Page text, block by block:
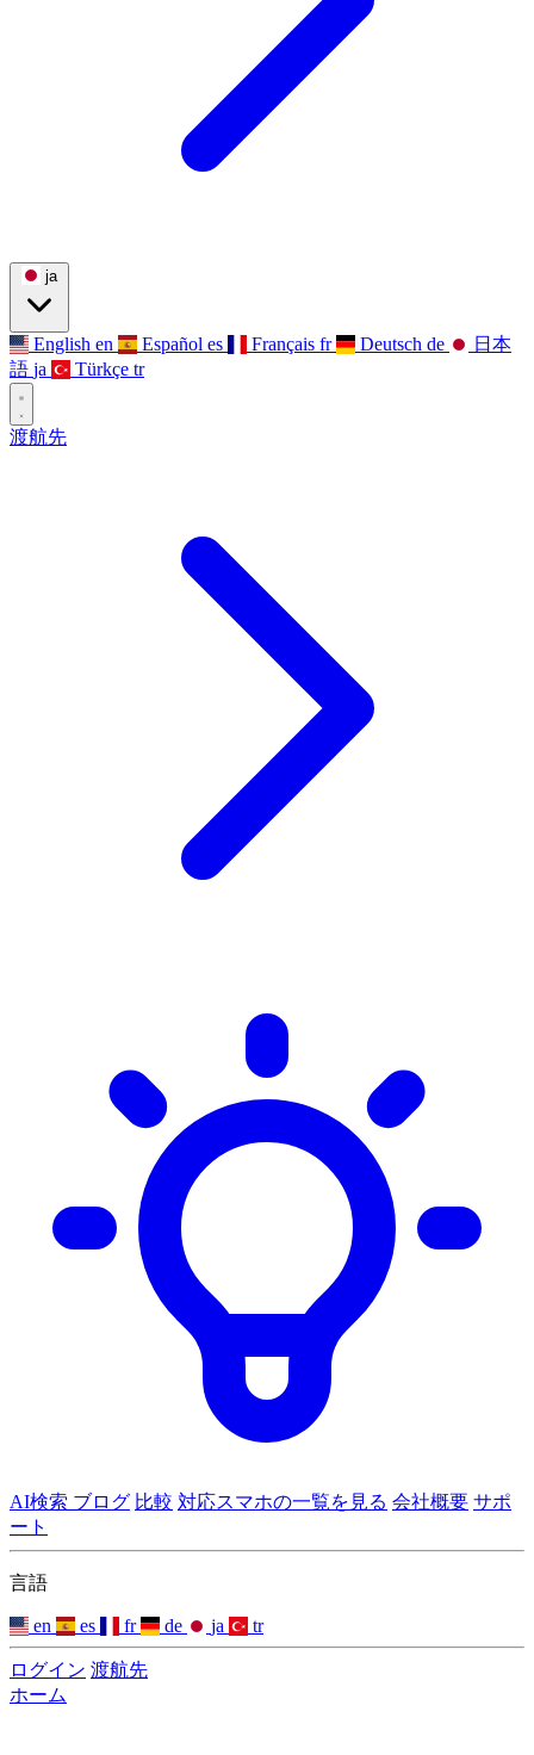
ja
English en Español es Français fr Deutsch de
日本
語 ja Türkçe tr
渡航先
AI検索 ブログ 比較 対応スマホの一覧を見る 会社概要 サポ
ート
言語
en es fr de ja tr
ログイン 渡航先
ホーム